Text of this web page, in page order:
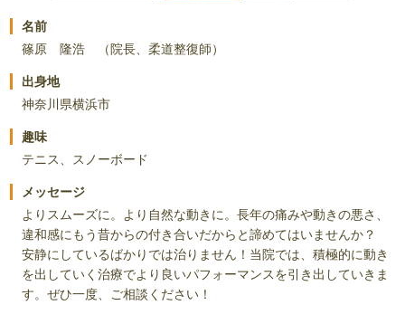
名前
篠原 隆浩 （院長、柔道整復師）
出身地
神奈川県横浜市
趣味
テニス、スノーボード
メッセージ
よりスムーズに。より自然な動きに。長年の痛みや動きの悪さ、
違和感にもう昔からの付き合いだからと諦めてはいませんか？
安静にしているばかりでは治りません！当院では、積極的に動き
を出していく治療でより良いパフォーマンスを引き出していきま
す。ぜひ一度、ご相談ください！